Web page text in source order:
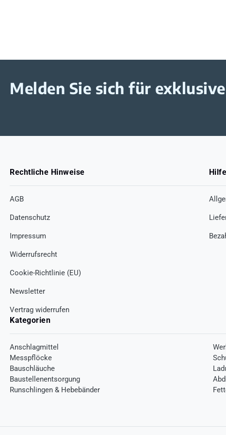
Melden Sie sich für
Rechtliche Hinweise
AGB
Datenschutz
Impressum
Widerrufsrecht
Cookie-Richtlinie (EU)
Newsletter
Vertrag widerrufen
Kategorien
Anschlagmittel
Messpflöcke
Bauschläuche
Baustellenentsorgung
Runschlingen & Hebebänder